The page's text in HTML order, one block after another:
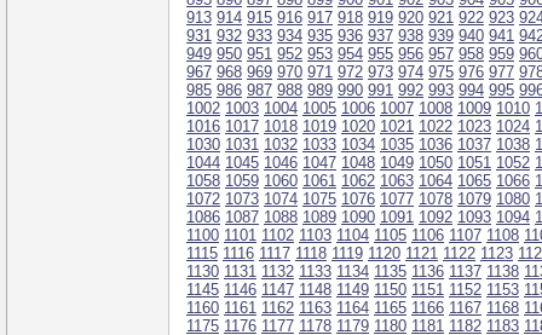
913 914 915 916 917 918 919 920 921 922 923
931 932 933 934 935 936 937 938 939 940 941
949 950 951 952 953 954 955 956 957 958 959
967 968 969 970 971 972 973 974 975 976 977
985 986 987 988 989 990 991 992 993 994 995
1002 1003 1004 1005 1006 1007 1008 1009 1010
1016 1017 1018 1019 1020 1021 1022 1023 1024
1030 1031 1032 1033 1034 1035 1036 1037 1038
1044 1045 1046 1047 1048 1049 1050 1051 1052
1058 1059 1060 1061 1062 1063 1064 1065 1066
1072 1073 1074 1075 1076 1077 1078 1079 1080
1086 1087 1088 1089 1090 1091 1092 1093 1094
1100 1101 1102 1103 1104 1105 1106 1107 1108
1115 1116 1117 1118 1119 1120 1121 1122 1123
1130 1131 1132 1133 1134 1135 1136 1137 1138
1145 1146 1147 1148 1149 1150 1151 1152 1153
1160 1161 1162 1163 1164 1165 1166 1167 1168
1175 1176 1177 1178 1179 1180 1181 1182 1183